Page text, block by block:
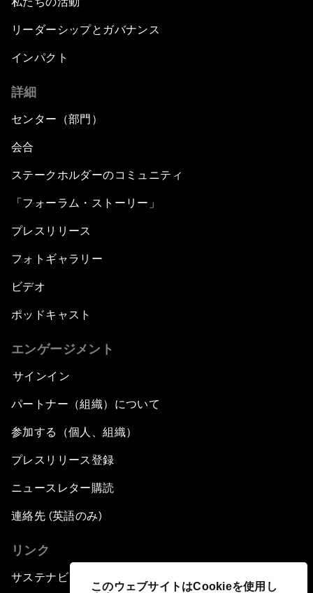
このウェブサイトはCookieを使用し
リーダーシップとガバナンス
インパクト
詳細
センター（部門）
会合
ステークホルダーのコミュニティ
「フォーラム・ストーリー」
プレスリリース
フォトギャラリー
ビデオ
ポッドキャスト
エンゲージメント
サインイン
パートナー（組織）について
参加する（個人、組織）
プレスリリース登録
ニュースレター購読
連絡先 (英語のみ)
リンク
サステナビリティへの取り組み